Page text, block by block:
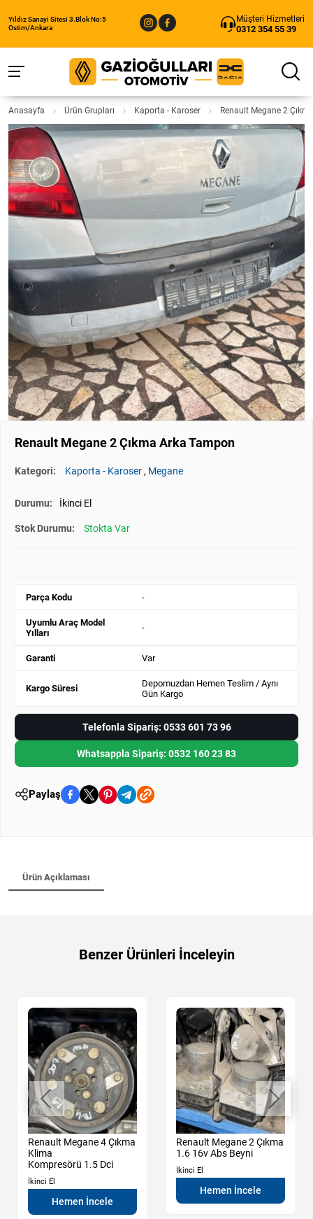
Yıldız Sanayi Sitesi 3.Blok No:5
Ostim/Ankara
Müşteri Hizmetleri
0312 354 55 39
Anasayfa Ürün Grupları Kaporta - Karoser Renault Megane 2
Renault Megane 2 Çıkma Arka Tampon
Kategori: Kaporta - Karoser , Megane
Durumu: İkinci El
Stok Durumu: Stokta Var
Parça Kodu -
Uyumlu Araç Model
Yılları
-
Garanti Var
Kargo Süresi
Depomuzdan Hemen Teslim / Aynı
Gün Kargo
Telefonla Sipariş: 0533 601 73 96
Whatsappla Sipariş: 0532 160 23 83
Paylaş
Ürün Açıklaması
Benzer Ürünleri İnceleyin
Renault Megane 4 Çıkma
Klima
Kompresörü 1.5 Dci
İkinci El
Hemen İncele
Renault Megane 2 Çıkma
1.6 16v Abs Beyni
İkinci El
Hemen İncele